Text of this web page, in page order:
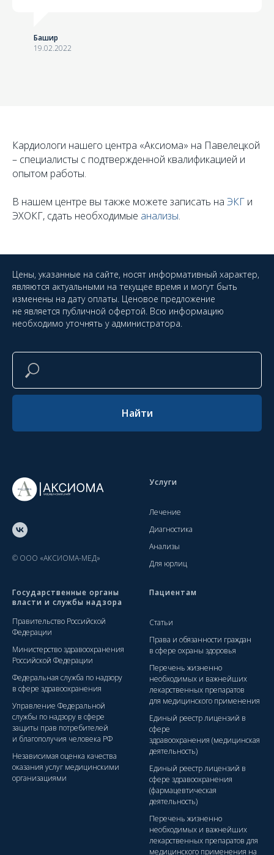
Башир
19.02.2022
Кардиологи нашего центра «Аксиома» на Павелецкой
– специалисты с подтвержденной квалификацией и
опытом работы.
В нашем центре вы также можете записать на ЭКГ и
ЭХОКГ, сдать необходимые анализы.
Цены, указанные на сайте, носят информативный характер,
являются актуальными на текущее время и могут быть
изменены на дату оплаты. Ценовое предложение
не является публичной офертой. Всю информацию
необходимо уточнять у администратора.
Найти
© ООО «АКСИОМА-МЕД»
Услуги
Лечение
Диагностика
Анализы
Для юрлиц
Государственные органы
власти и службы надзора
Правительство Российской
Федерации
Министерство здравоохранения
Российской Федерации
Федеральная служба по надзору
в сфере здравоохранения
Управление Федеральной
службы по надзору в сфере
защиты прав потребителей
и благополучия человека РФ
Независимая оценка качества
оказания услуг медицинскими
организациями
Пациентам
Статьи
Права и обязанности граждан
в сфере охраны здоровья
Перечень жизненно
необходимых и важнейших
лекарственных препаратов
для медицинского применения
Единый реестр лицензий в
сфере
здравоохранения (медицинская
деятельность)
Единый реестр лицензий в
сфере здравоохранения
(фармацевтическая
деятельность)
Перечень жизненно
необходимых и важнейших
лекарственных препаратов для
медицинского применения на